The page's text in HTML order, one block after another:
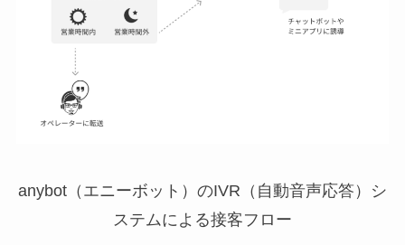
anybot（エニーボット）のIVR（自動音声応答）シ
ステムによる接客フロー